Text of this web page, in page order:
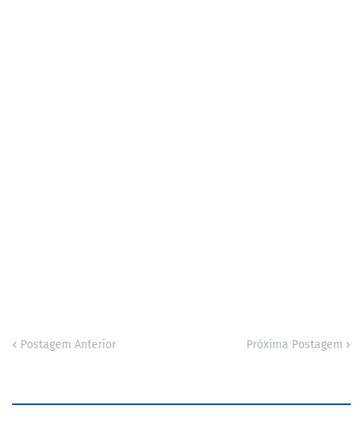
Postagem Anterior Próxima Postagem